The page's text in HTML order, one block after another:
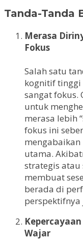
Tanda-Tanda
Merasa
Fokus
Salah satu
kognitif tinggi
sangat fokus.
untuk
merasa lebih
fokus ini
utama.
strategis atau
membuat
berada di
Wajar